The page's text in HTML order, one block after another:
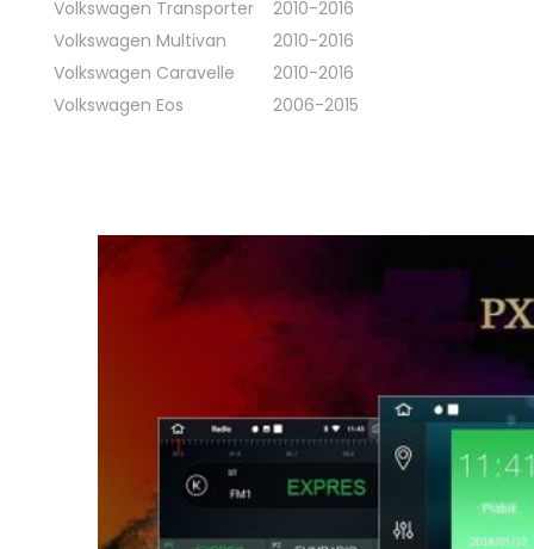
Volkswagen Transporter
2010-2016
Volkswagen Multivan
2010-2016
Volkswagen Caravelle
2010-2016
Volkswagen Eos
2006-2015